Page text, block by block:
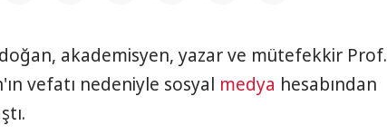
akademisyen, yazar ve mütefekkir Prof.
vefatı nedeniyle sosyal medya hesabından